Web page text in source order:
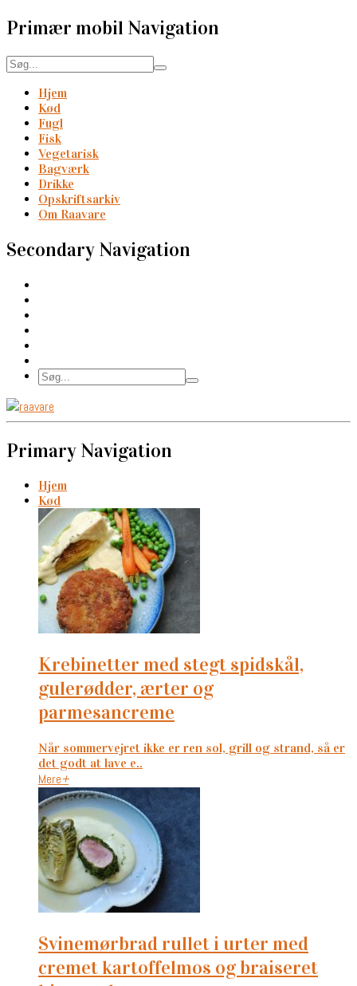
Primær mobil Navigation
Hjem
Kød
Fugl
Fisk
Vegetarisk
Bagværk
Drikke
Opskriftsarkiv
Om Raavare
Secondary Navigation
Primary Navigation
Hjem
Kød
krebinetter med stegt spidskål,
gulerødder, ærter og
parmesancreme
Når sommervejret ikke er ren sol, grill og strand, så er
det godt at lave e..
Mere+
svinemørbrad rullet i urter med
cremet kartoffelmos og braiseret